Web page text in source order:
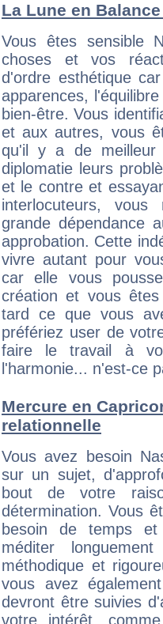
La Lune en
Vous êtes sensible
choses et vos
d'ordre esthétique
apparences,
bien-être. Vous
et aux autres, vous
qu'il y a de
diplomatie leurs
et le contre et
interlocuteurs,
grande dépendance
approbation. Cette
vivre autant pour
car elle vous
création et vous
tard ce que vous
préfériez user de
faire le travail à
l'harmonie... n'est-ce
Mercure en
relationnelle
Vous avez besoin
sur un sujet,
bout de votre
détermination. Vous
besoin de temps et
méditer
méthodique et
vous avez
devront être suivies
votre intérêt,